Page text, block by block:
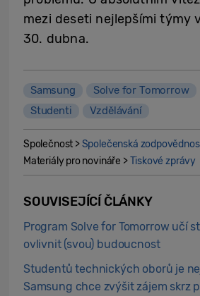
mezi deseti nejlepšími týmy
30. dubna.
Samsung Solve for Tomorrow
Studenti
Vzdělávání
Společnost >Společenská
Materiály pro novináře >Tiskové zprávy
SOUVISEJÍCÍ ČLÁNKY
Program Solve for Tomorrow učí
ovlivnit (svou) budoucnost
Studentů technických oborů je
Samsung chce zvýšit zájem skrz